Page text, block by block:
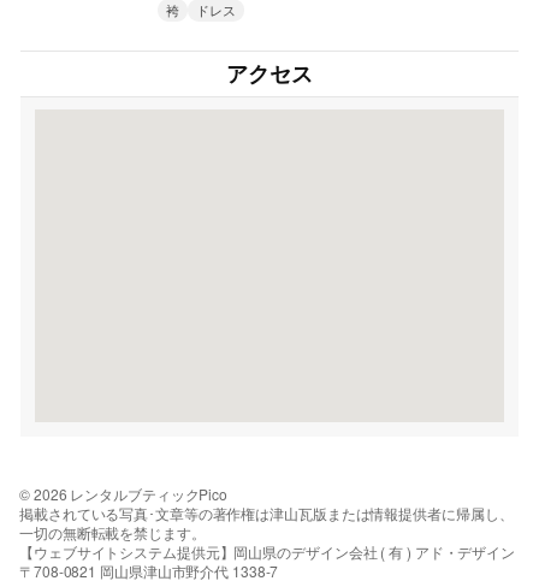
袴
ドレス
アクセス
© 2026 レンタルブティックPico
掲載されている写真･文章等の著作権は津山瓦版または情報提供者に帰属し、
一切の無断転載を禁じます。
【ウェブサイトシステム提供元】岡山県のデザイン会社 ( 有 ) アド・デザイン
〒708-0821 岡山県津山市野介代 1338-7